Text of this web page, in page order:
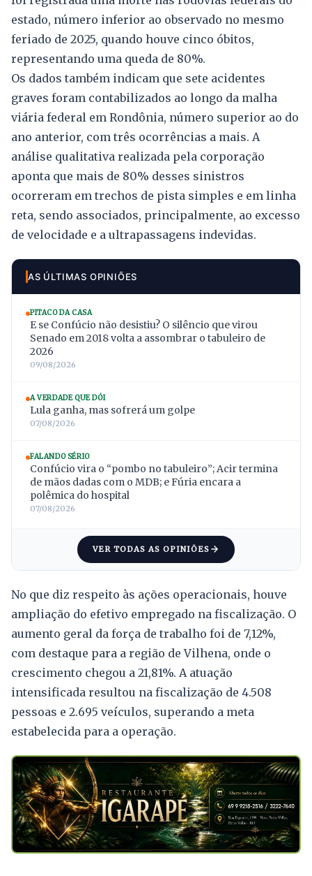
estado, número inferior ao observado no mesmo
feriado de 2025, quando houve cinco óbitos,
representando uma queda de 80%.
Os dados também indicam que sete acidentes
graves foram contabilizados ao longo da malha
viária federal em Rondônia, número superior ao do
ano anterior, com três ocorrências a mais. A
análise qualitativa realizada pela corporação
aponta que mais de 80% desses sinistros
ocorreram em trechos de pista simples e em linha
reta, sendo associados, principalmente, ao excesso
de velocidade e a ultrapassagens indevidas.
AS ÚLTIMAS OPINIÕES
PITACO DA CASA
E se Confúcio não desistiu? O silêncio que virou
Senado em 2018 volta a assombrar o tabuleiro de
2026
09/08/2026
A VERDADE QUE DÓI
Lula ganha, mas sofrerá um golpe
07/08/2026
FALANDO SÉRIO
Confúcio vira o “pombo no tabuleiro”; Acir termina
de mãos dadas com o MDB; e Fúria encara a
polêmica do hospital
07/08/2026
VER TODAS AS OPINIÕES
No que diz respeito às ações operacionais, houve
ampliação do efetivo empregado na fiscalização. O
aumento geral da força de trabalho foi de 7,12%,
com destaque para a região de Vilhena, onde o
crescimento chegou a 21,81%. A atuação
intensificada resultou na fiscalização de 4.508
pessoas e 2.695 veículos, superando a meta
estabelecida para a operação.